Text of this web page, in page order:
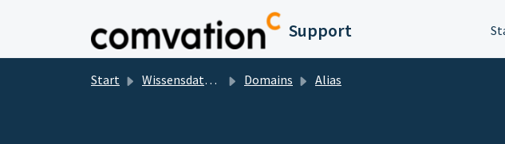
Support
Start Wissensdatenbank Domains Alias